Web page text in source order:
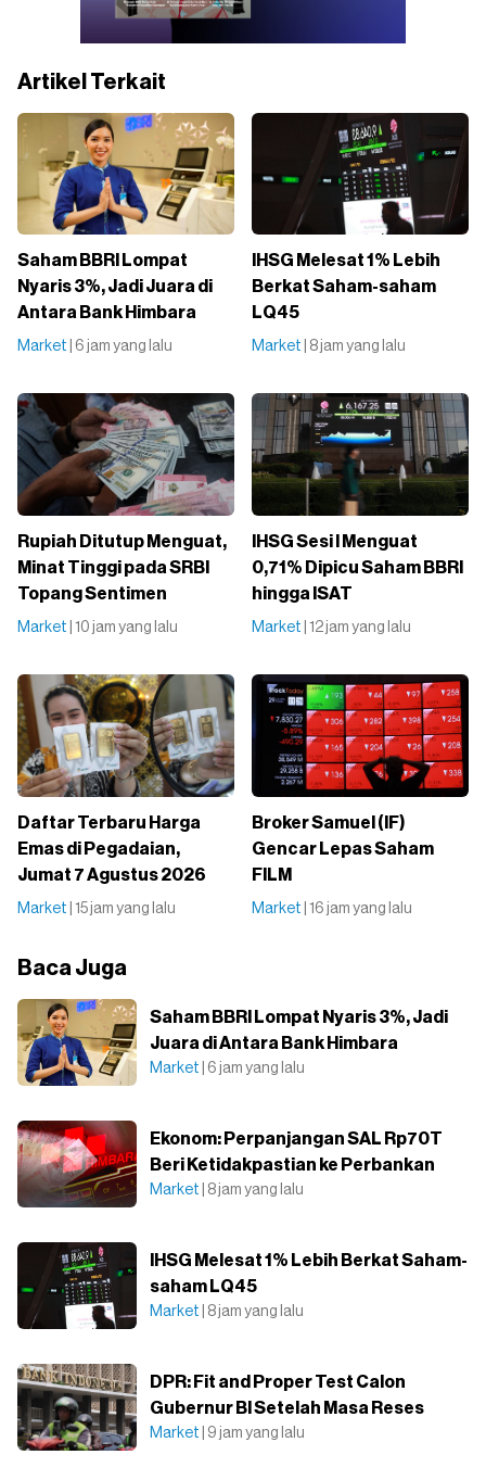
Artikel Terkait
Saham BBRI Lompat
Nyaris 3%, Jadi Juara di
Antara Bank Himbara
Market | 6 jam yang lalu
IHSG Melesat 1% Lebih
Berkat Saham-saham
LQ45
Market | 8 jam yang lalu
Rupiah Ditutup Menguat,
Minat Tinggi pada SRBI
Topang Sentimen
Market | 10 jam yang lalu
IHSG Sesi I Menguat
0,71% Dipicu Saham BBRI
hingga ISAT
Market | 12 jam yang lalu
Daftar Terbaru Harga
Emas di Pegadaian,
Jumat 7 Agustus 2026
Market | 15 jam yang lalu
Broker Samuel (IF)
Gencar Lepas Saham
FILM
Market | 16 jam yang lalu
Baca Juga
Saham BBRI Lompat Nyaris 3%, Jadi
Juara di Antara Bank Himbara
Market | 6 jam yang lalu
Ekonom: Perpanjangan SAL Rp70T
Beri Ketidakpastian ke Perbankan
Market | 8 jam yang lalu
IHSG Melesat 1% Lebih Berkat Saham-
saham LQ45
Market | 8 jam yang lalu
DPR: Fit and Proper Test Calon
Gubernur BI Setelah Masa Reses
Market | 9 jam yang lalu